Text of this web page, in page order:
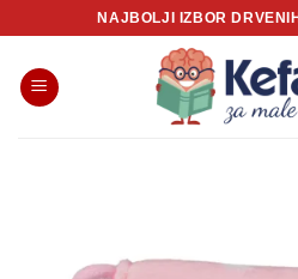
content
NAJBOLJI IZBOR